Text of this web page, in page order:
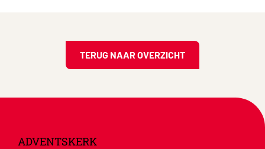
TERUG NAAR OVERZICHT
ADVENTSKERK